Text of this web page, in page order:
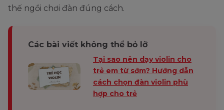
thế ngồi chơi đàn đúng cách.
Các bài viết không thể bỏ lỡ
Tại sao nên dạy violin cho
trẻ em từ sớm? Hướng dẫn
cách chọn đàn violin phù
hợp cho trẻ